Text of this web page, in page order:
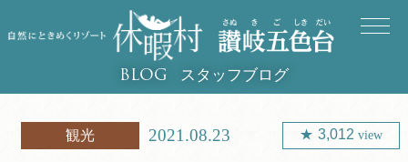
BLOG スタッフブログ
観光 2021.08.23 3,012view